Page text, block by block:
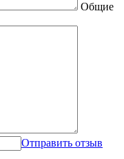
Общие
Отправить отзыв